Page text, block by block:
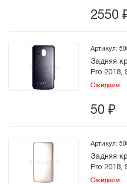
2550
Артикул:
Задняя
Pro 2018,
Ожидаем
50 ₽
Артикул:
Задняя
Pro 2018,
Ожидаем